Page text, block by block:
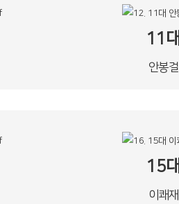
11대
안봉걸
15대
이쾌재